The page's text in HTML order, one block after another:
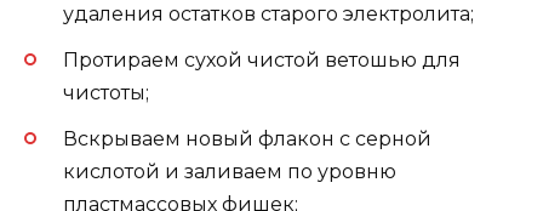
удаления остатков старого электролита;
Протираем сухой чистой ветошью для
чистоты;
Вскрываем новый флакон с серной
кислотой и заливаем по уровню
пластмассовых фишек;